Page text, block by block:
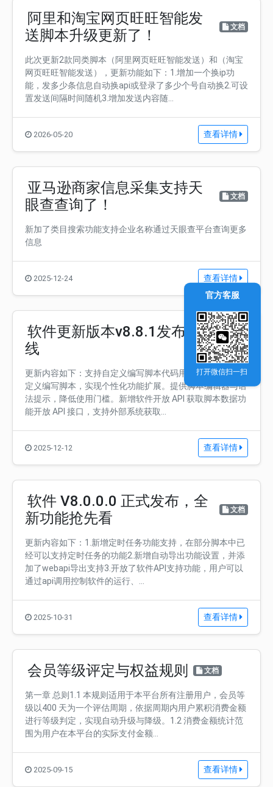
阿里和淘宝网页旺旺智能发
送脚本升级更新了！
文档
此次更新2款同类脚本（阿里网页旺旺智能发送）和（淘宝
网页旺旺智能发送），更新功能如下：1.增加一个换ip功
能，发多少条信息自动换api或登录了多少个号自动换2.可设
置发送间隔时间随机3.增加发送内容随...
2026-05-20 查看详情
亚马逊商家信息采集支持天
眼查查询了！
文档
新加了类目搜索功能支持企业名称通过天眼查平台查询更多
信息
2025-12-24 查看详情
软件更新版本v8.8.1发布上
线
文档
更新内容如下：支持自定义编写脚本代码用户可根据需求自
定义编写脚本，实现个性化功能扩展。提供脚本编辑器与语
法提示，降低使用门槛。新增软件开放 API 获取脚本数据功
能开放 API 接口，支持外部系统获取...
2025-12-12 查看详情
软件 V8.0.0.0 正式发布，全
新功能抢先看
文档
更新内容如下：1.新增定时任务功能支持，在部分脚本中已
经可以支持定时任务的功能2.新增自动导出功能设置，并添
加了webapi导出支持3.开放了软件API支持功能，用户可以
通过api调用控制软件的运行、...
2025-10-31 查看详情
会员等级评定与权益规则 文档
第一章 总则1.1 本规则适用于本平台所有注册用户，会员等
级以400 天为一个评估周期，依据周期内用户累积消费金额
进行等级判定，实现自动升级与降级。1.2 消费金额统计范
围为用户在本平台的实际支付金额...
2025-09-15 查看详情
官方客服
打开微信扫一扫